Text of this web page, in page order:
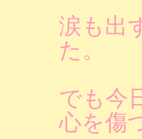
涙も出
た。
でも今
心を傷